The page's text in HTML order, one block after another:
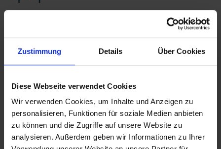
Zustimmung Details Über Cookies
Diese Webseite verwendet Cookies
Wir verwenden Cookies, um Inhalte und Anzeigen zu
personalisieren, Funktionen für soziale Medien anbieten
zu können und die Zugriffe auf unsere Website zu
analysieren. Außerdem geben wir Informationen zu Ihrer
iT_In einer Kirche wohnen